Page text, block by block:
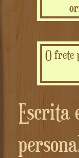
O frete
Escrita em cobre